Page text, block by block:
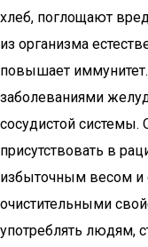
хлеб, поглощают
из организма
повышает
заболеваниями
сосудистой системы.
присутствовать в
избыточным весом и
очистительными
употреблять людям,